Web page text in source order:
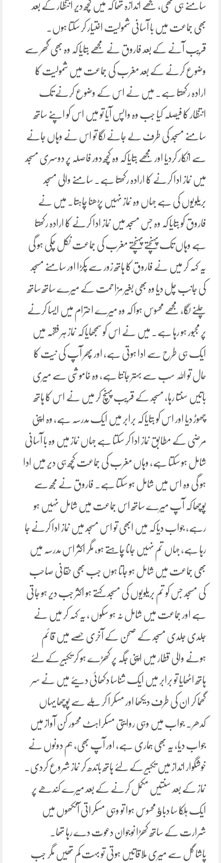
سامنے ہی تھی، مجھے اندازہ تھا کہ میں کچھ دیر انتظار کے بعد
بھی جماعت میں با آسانی شمولیت اختیار کر سکتا ہوں۔
قریب آنے کے بعد فاروق نے مجھے بتایا کہ وہ بھی گھر سے
وضوع کرنے کے بعد مغرب کی جماعت میں شمولیت کا
ارادہ رکھتا ہے۔ میں نے اس کے وضوع کرنے تک
انتظار کا فیصلہ کیا جب وہ واپس آیا تو میں اس کو اپنے ساتھ
سامنے مسجد کی طرف لے جانے لگا تو اس نے وہاں جانے
سے انکار کردیا اور مجھے بتایا کہ وہ کچھ دور فاصلہ پر دوسری مسجد
میں نماز ادا کرنے کا ارادہ رکھتا ہے۔ سامنے والی مسجد
بریلویوں کی ہے جہاں وہ نماز نہیں پڑھنا چاہتا۔ میں نے
فاروق کو بتایا کہ وہ جس مسجد میں نماز ادا کرنے کا ارادہ رکھتا
ہے وہاں تک پہنچتے پہنچتے مغرب کی جماعت نکل چکی ہو گی
یہ کہہ کر میں نے فاروق کا ہاتھ زور سے پکڑا اور سامنے مسجد
کی جانب چل دیا وہ بھی بغیر مزاحمت کے میرے ساتھ ساتھ
چلنے لگا، مجھے محسوس ہوا کہ وہ میرے احترام میں ایسا کرنے
پر مجبور ہو رہا ہے۔ میں نے اس کو سمجھایا کہ نماز ہر فقہہ میں
ایک ہی طرح سے ادا ہوتی ہے، اور پھر آپ کی نیت کا
حال تو اللہ سب سے بہتر جانتا ہے، وہ خاموشی سے میری
باتیں سنتا رہا، مسجد کے قریب پہنچ کر میں نے اس کا ہاتھ
چھوڑ دیا اور اس کو بتایا کہ برابر میں ایک مدرسہ ہے، وہ اپنی
مرضی کے مطابق نماز ادا کر سکتا ہے جہاں نماز میں وہ با آسانی
شامل ہو سکتا ہے، وہاں مغرب کی جماعت کچھ ہی دیر میں ادا
ہو گی وہ اس میں شامل ہو سکتا ہے۔ فاروق نے مجھ سے
پوچھا کہ آپ میرے ساتھ اس جماعت میں شامل نہیں ہو
رہے، جواب دیا کہ میں ابھی تو اس مسجد میں نماز ادا کرنے جا
رہا ہے، جہاں تم نہیں جانا چاہتے ہو، مگر اکثر اس مدرسہ میں
بھی جماعت میں شامل ہو جاتا ہوں جب بھی حقانی صاحب
کی مسجد جس کو تم بریلویوں کی مسجد کہتے ہو اکثر جب دیر ہو جاتی
ہے اور جماعت میں شامل نہ ہو سکوں ، یہ کہہ کر میں نے
جلدی جلدی مسجد کے صحن کے آخری حصے میں قائم
ہونے والی قطار میں اپنی جگہ پر کھڑے ہو کر تکبیر کے لئے
ہاتھ اٹھایا تو برابر میں ایک شناسا دکھائی دیئے میں نے سر
گھما کر ان کی طرف دیکھا اور مسکرا کر ہلے سے پوچھا یہاں
کدھر۔ جواب میں وہی روایتی مسکراہٹ محسور کن آواز میں
جواب دیا، یہ بھی ہماری ہے، اور آپ بھی، ہم دونوں نے
خوشگوار انداز میں تکبیر کے لئے ہاتھ باندھ کر نماز شروع کردی۔
نماز کے بعد سنتیں مکمل کرنے کے بعد میرے کندھے پر
ایک ہلکا سا دباﺅ محسوس ہوا تو وہی مسکراتی آنکھوں میں
شرارت کے ساتھ کھڑا نوجوان دعوت دے رہا تھا۔
پاشا گل سے میری ملاقاتیں ہوتی تو بہت کم تھیں مگر جب